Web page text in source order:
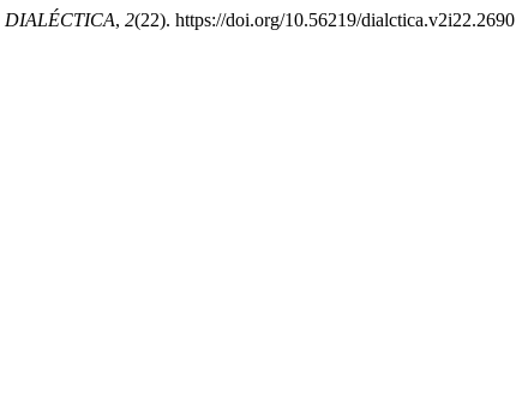
DIALÉCTICA, 2(22). https://doi.org/10.56219/dialctica.v2i22.2690